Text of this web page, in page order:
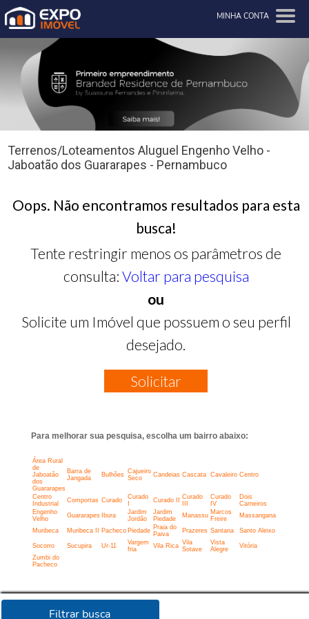
MINHA CONTA
Filtrar busca
Terrenos/Loteamentos Aluguel Engenho Velho -
Jaboatão dos Guararapes - Pernambuco
Oops. Não encontramos resultados para esta
busca!
Tente restringir menos os parâmetros de
consulta: Voltar para pesquisa
ou
Solicite um Imóvel que possuem o seu perfil
desejado.
Solicitar
Para melhorar sua pesquisa, escolha um bairro abaixo:
Área Rural
de
Jaboatão
dos
Guararapes
Barra de
Jangada
Bulhões Cajueiro
Seco
Candeias Cascata Cavaleiro Centro
Centro
Industrial
Comportas Curado
Curado
Curado II
Curado
Curado
IV
Dois
Carneiros
Engenho
Velho
Guararapes Ibura
Jardim
Jordão
Jardim
Piedade
Manassu Marcos
Freire
Massangana
Muribeca Muribeca II Pacheco Piedade Praia do
Paiva
Prazeres Santana Santo Aleixo
Socorro Sucupira Ur-11
Vargem
fria
Vila Rica Vila
Sotave
Vista
Alegre
Vitória
Zumbi do
Pacheco